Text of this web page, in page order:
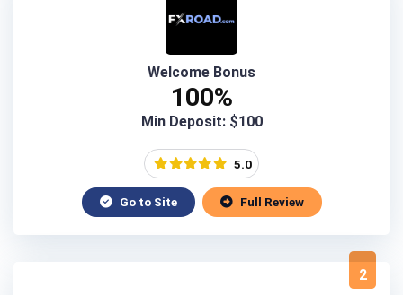
Welcome Bonus
100%
Min Deposit: $100
5.0
Go to Site Full Review
2